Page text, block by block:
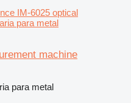
IM-6025 optical
para metal
machine
para metal